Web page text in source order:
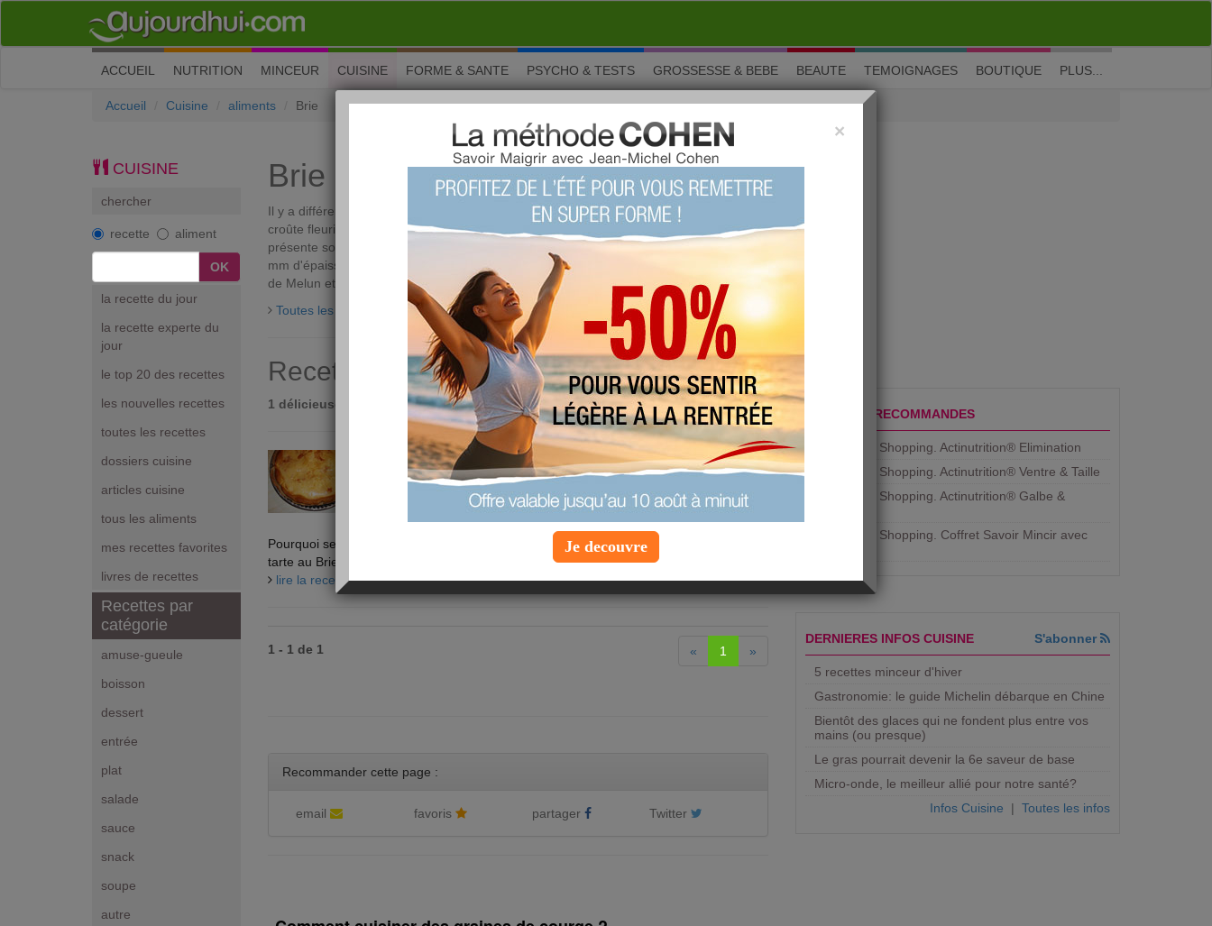
M'inscrire| Me connecter| ? Visite guidée
ACCUEIL (current)
NUTRITION MINCEUR CUISINE FORME & SANTE PSYCHO & TESTS GROSSESSE & BEBE BEAUTE TEMOIGNAGES BOUTIQUE PLUS...
Accueil Cuisine aliments Brie
CUISINE
chercher
recette aliment
la recette du jour
la recette experte du
jour
le top 20 des recettes
les nouvelles recettes
toutes les recettes
dossiers cuisine
articles cuisine
tous les aliments
mes recettes favorites
livres de recettes
Recettes par
catégorie
amuse-gueule
boisson
dessert
entrée
plat
salade
sauce
snack
soupe
autre
Brie
Il y a différents bries mais ils sont une importante famille de fromages à pâte molle à
croûte fleurie, originaire de la région française de Brie. Le brie de grand moule se
présente sous la forme d'une galette cylindrique d'environ 35 cm de diamètre, de 35
mm d'épaisseur pour un poids de 2 kg à 2,5 kg. Les plus connus sont ceux de Meaux,
de Melun et de Coulommiers, des villes de Seine et Marne (77).
Toutes les discussions autour de brie
Recettes brie
1 délicieuses recettes vous attendent
Tarte au Brie
Entrée
20 min
Pourquoi se contenter de fromage avec du pain lorsqu'on peut savourer une délicieuse
tarte au Brie ! Cette recette n'est pas prête de partir aux oubliettes !
lire la recette "Tarte au Brie"
1 - 1 de 1 « 1 »
Recommander cette page :
email favoris partager Twitter
PRODUITS RECOMMANDES
Aujourdhui Shopping. Actinutrition® Elimination
Aujourdhui Shopping. Actinutrition® Ventre & Taille
Aujourdhui Shopping. Actinutrition® Galbe &
Aujourdhui Shopping. ​Coffret Savoir Mincir avec
DERNIERES INFOS CUISINE S'abonner
5 recettes minceur d'hiver
Gastronomie: le guide Michelin débarque en Chine
Bientôt des glaces qui ne fondent plus entre vos
mains (ou presque)
Le gras pourrait devenir la 6e saveur de base
Micro-onde, le meilleur allié pour notre santé?
Infos Cuisine | Toutes les infos
×
Je decouvre